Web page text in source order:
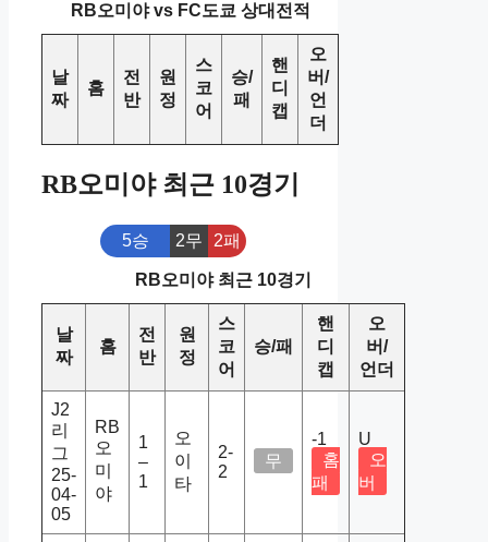
RB오미야 vs FC도쿄 상대전적
날
짜
홈
전
반
원
정
스
코
어
승/
패
핸
디
캡
오
버/
언
더
RB오미야 최근 10경기
5승 2무 2패
RB오미야 최근 10경기
날
짜
홈
전
반
원
정
스
코
어
승/패
핸
디
캡
오
버/
언더
J2
리
그
25-
04-
05
RB
오
미
야
1
–
1
오
이
타
2-
2
무
-1
홈
패
U
오
버